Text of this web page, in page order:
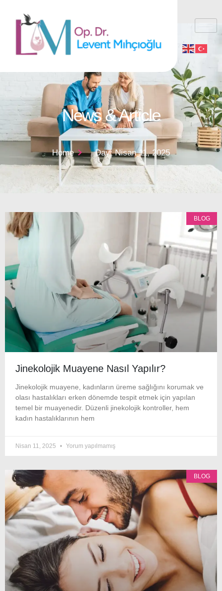
News & Article
Home Day: Nisan 11, 2025
BLOG
Jinekolojik Muayene Nasıl Yapılır?
Jinekolojik muayene, kadınların üreme sağlığını korumak ve
olası hastalıkları erken dönemde tespit etmek için yapılan
temel bir muayenedir. Düzenli jinekolojik kontroller, hem
kadın hastalıklarının hem
Nisan 11, 2025 Yorum yapılmamış
BLOG